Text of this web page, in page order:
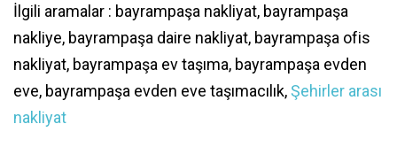
İlgili aramalar : bayrampaşa nakliyat, bayrampaşa
nakliye, bayrampaşa daire nakliyat, bayrampaşa ofis
nakliyat, bayrampaşa ev taşıma, bayrampaşa evden
eve, bayrampaşa evden eve taşımacılık,Şehirler arası
nakliyat